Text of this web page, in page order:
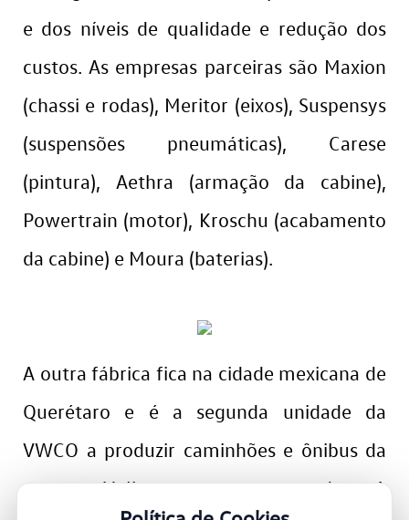
e dos níveis de qualidade e redução dos
custos. As empresas parceiras são Maxion
(chassi e rodas), Meritor (eixos), Suspensys
(suspensões pneumáticas), Carese
(pintura), Aethra (armação da cabine),
Powertrain (motor), Kroschu (acabamento
da cabine) e Moura (baterias).
A outra fábrica fica na cidade mexicana de
Querétaro e é a segunda unidade da
VWCO a produzir caminhões e ônibus da
marca Volkswagen no mundo. A